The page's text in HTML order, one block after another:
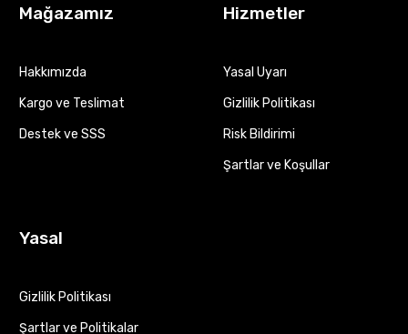
Mağazamız
Hakkımızda
Kargo ve Teslimat
Destek ve SSS
Hizmetler
Yasal Uyarı
Gizlilik Politikası
Risk Bildirimi
Şartlar ve Koşullar
Yasal
Gizlilik Politikası
Şartlar ve Politikalar